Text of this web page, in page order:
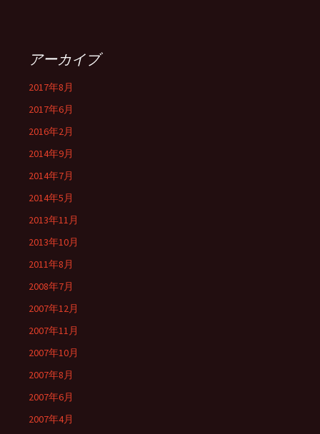
アーカイブ
2017年8月
2017年6月
2016年2月
2014年9月
2014年7月
2014年5月
2013年11月
2013年10月
2011年8月
2008年7月
2007年12月
2007年11月
2007年10月
2007年8月
2007年6月
2007年4月